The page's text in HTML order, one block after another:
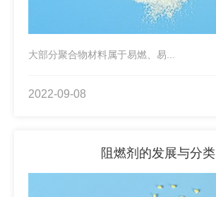
大部分聚合物材料属于易燃、易...
2022-09-08
阻燃剂的发展与分类